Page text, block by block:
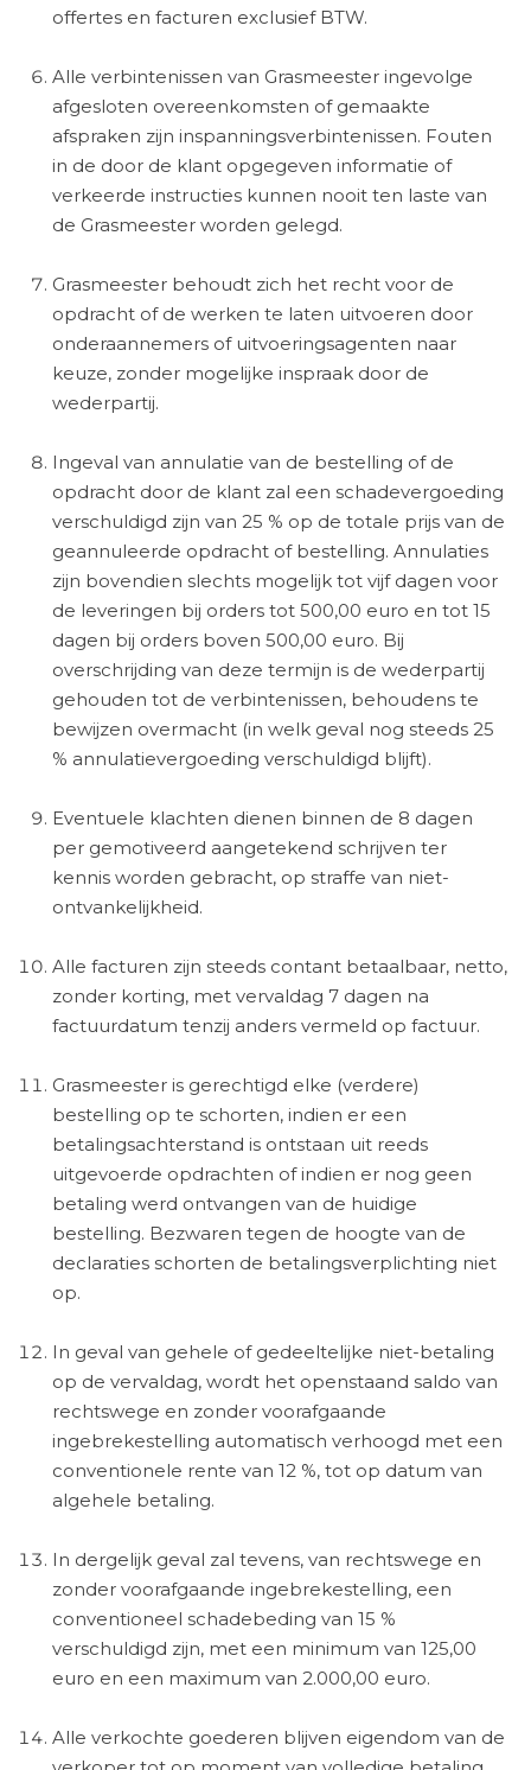
offertes en facturen exclusief BTW.
Alle verbintenissen van Grasmeester ingevolge
afgesloten overeenkomsten of gemaakte
afspraken zijn inspanningsverbintenissen. Fouten
in de door de klant opgegeven informatie of
verkeerde instructies kunnen nooit ten laste van
de Grasmeester worden gelegd.
Grasmeester behoudt zich het recht voor de
opdracht of de werken te laten uitvoeren door
onderaannemers of uitvoeringsagenten naar
keuze, zonder mogelijke inspraak door de
wederpartij.
Ingeval van annulatie van de bestelling of de
opdracht door de klant zal een schadevergoeding
verschuldigd zijn van 25 % op de totale prijs van de
geannuleerde opdracht of bestelling. Annulaties
zijn bovendien slechts mogelijk tot vijf dagen voor
de leveringen bij orders tot 500,00 euro en tot 15
dagen bij orders boven 500,00 euro. Bij
overschrijding van deze termijn is de wederpartij
gehouden tot de verbintenissen, behoudens te
bewijzen overmacht (in welk geval nog steeds 25
% annulatievergoeding verschuldigd blijft).
Eventuele klachten dienen binnen de 8 dagen
per gemotiveerd aangetekend schrijven ter
kennis worden gebracht, op straffe van niet-
ontvankelijkheid.
Alle facturen zijn steeds contant betaalbaar, netto,
zonder korting, met vervaldag 7 dagen na
factuurdatum tenzij anders vermeld op factuur.
Grasmeester is gerechtigd elke (verdere)
bestelling op te schorten, indien er een
betalingsachterstand is ontstaan uit reeds
uitgevoerde opdrachten of indien er nog geen
betaling werd ontvangen van de huidige
bestelling. Bezwaren tegen de hoogte van de
declaraties schorten de betalingsverplichting niet
op.
In geval van gehele of gedeeltelijke niet-betaling
op de vervaldag, wordt het openstaand saldo van
rechtswege en zonder voorafgaande
ingebrekestelling automatisch verhoogd met een
conventionele rente van 12 %, tot op datum van
algehele betaling.
In dergelijk geval zal tevens, van rechtswege en
zonder voorafgaande ingebrekestelling, een
conventioneel schadebeding van 15 %
verschuldigd zijn, met een minimum van 125,00
euro en een maximum van 2.000,00 euro.
Alle verkochte goederen blijven eigendom van de